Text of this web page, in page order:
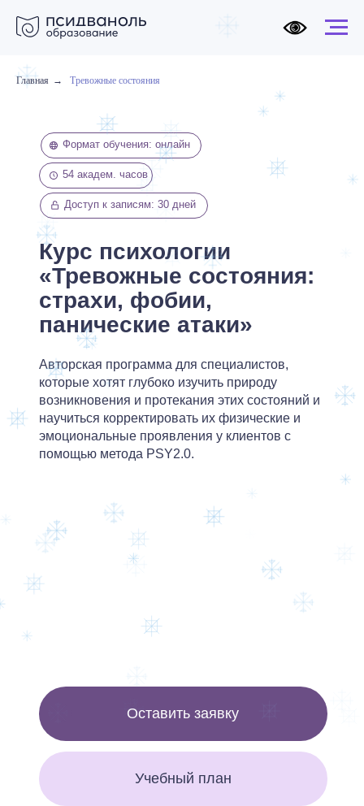
Главная → Тревожные состояния
Курс психологии
«Тревожные состояния:
страхи, фобии,
панические атаки»
Авторская программа для специалистов,
которые хотят глубоко изучить природу
возникновения и протекания этих состояний и
научиться корректировать их физические и
эмоциональные проявления у клиентов с
помощью метода PSY2.0.
Формат обучения: онлайн
54 академ. часов
Доступ к записям: 30 дней
Учебный план
Оставить заявку